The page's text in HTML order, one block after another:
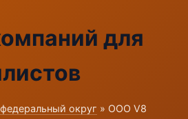
для
округ » ООО V8